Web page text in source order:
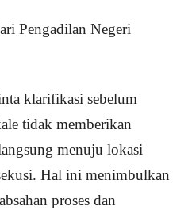
Pengadilan Negeri
klarifikasi sebelum
tidak memberikan
menuju lokasi
Hal ini menimbulkan
proses dan